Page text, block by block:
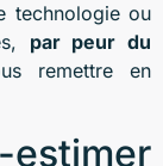
technologie ou
par peur du
remettre en